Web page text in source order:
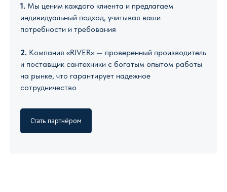
1. Мы ценим каждого клиента и предлагаем
индивидуальный подход, учитывая ваши
потребности и требования
2. Компания «RIVER» — проверенный производитель
и поставщик сантехники с богатым опытом работы
на рынке, что гарантирует надежное
сотрудничество
Стать партнёром